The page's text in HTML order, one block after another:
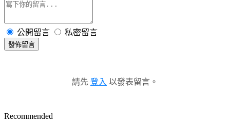
公開留言 私密留言
發佈留言
請先 登入 以發表留言。
Recommended